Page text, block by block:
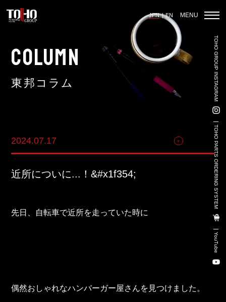
JPN EN MENU
中古車販売事業
輸出入事業
TOHO GROUP INSTAGRAM
TOHO PARTS ORDERING SYSTEM
YouTube
COLUMN
東邦コラム
2024.07.17 その他
近所についに...！&#x1f354;
先日、自転車で近所を走っていた時に
偶然おしゃれなハンバーガー屋さんを見つけました。